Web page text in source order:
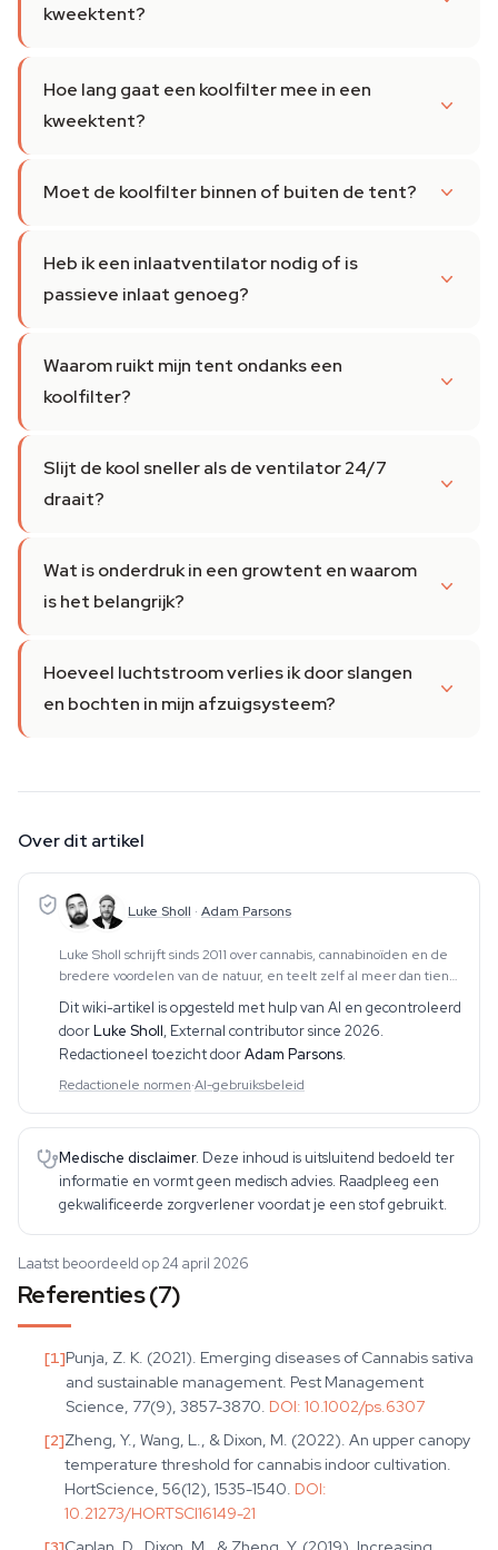
kweektent?
Hoe lang gaat een koolfilter mee in een
kweektent?
Moet de koolfilter binnen of buiten de tent?
Heb ik een inlaatventilator nodig of is
passieve inlaat genoeg?
Waarom ruikt mijn tent ondanks een
koolfilter?
Slijt de kool sneller als de ventilator 24/7
draait?
Wat is onderdruk in een growtent en waarom
is het belangrijk?
Hoeveel luchtstroom verlies ik door slangen
en bochten in mijn afzuigsysteem?
Over dit artikel
Luke Sholl · Adam Parsons
Luke Sholl schrijft sinds 2011 over cannabis, cannabinoïden en de
bredere voordelen van de natuur, en teelt zelf al meer dan tien
die de volledige cyclus
Dit wiki-artikel is opgesteld met hulp van AI en gecontroleerd
doorLuke Sholl, External contributor since 2026.
Redactioneel toezicht doorAdam Parsons.
Redactionele normen·AI-gebruiksbeleid
Medische disclaimer. Deze inhoud is uitsluitend bedoeld ter
informatie en vormt geen medisch advies. Raadpleeg een
gekwalificeerde zorgverlener voordat je een stof gebruikt.
Laatst beoordeeld op 24 april 2026
Referenties (7)
[1]Punja, Z. K. (2021). Emerging diseases of Cannabis sativa
and sustainable management. Pest Management
Science, 77(9), 3857-3870. DOI: 10.1002/ps.6307
[2]Zheng, Y., Wang, L., & Dixon, M. (2022). An upper canopy
temperature threshold for cannabis indoor cultivation.
HortScience, 56(12), 1535-1540. DOI:
10.21273/HORTSCI16149-21